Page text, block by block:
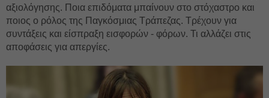
αξιολόγησης. Ποια επιδόματα μπαίνουν στο στόχαστρο και
ποιος ο ρόλος της Παγκόσμιας Τράπεζας. Τρέχουν για
συντάξεις και είσπραξη εισφορών - φόρων. Τι αλλάζει στις
αποφάσεις για απεργίες.